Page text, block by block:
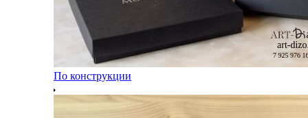
По конструкции